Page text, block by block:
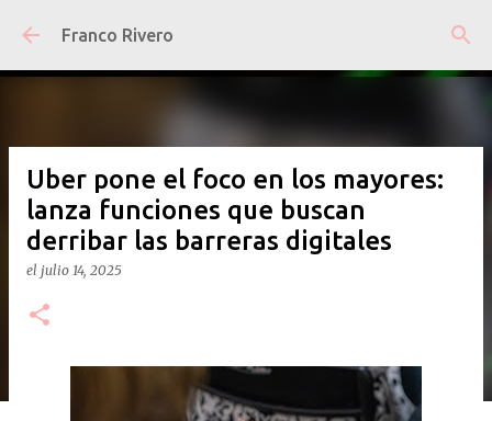
Ir al contenido principal
Franco Rivero
Uber pone el foco en los mayores:
lanza funciones que buscan
derribar las barreras digitales
el julio 14, 2025